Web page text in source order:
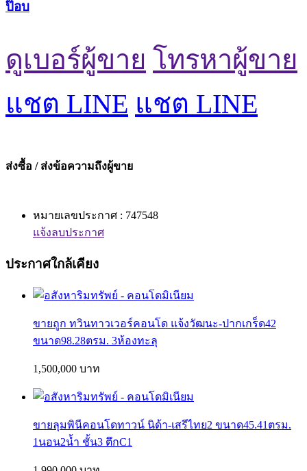
ป๊อบ
ดูเบอร์ผู้ขาย โทรหาผู้ขาย
แชต LINE แชต LINE
ส่งซื้อ / ส่งข้อความถึงผู้ขาย
หมายเลขประกาศ : 747548
แจ้งลบประกาศ
ประกาศใกล้เคียง
ขายถูก ทวินทาวเวอร์คอนโด แจ้งวัฒนะ-ปากเกร็ด42
ขนาด98.28ตรม. 3ห้องทะลุ
1,500,000 บาท
ขายลุมพินีคอนโดทาวน์ นิด้า-เสรีไทย2 ขนาด45.41ตรม.
1นอน2น้ำ ชั้น3 ตึกC1